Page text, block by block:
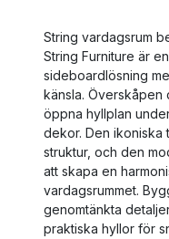
String vardagsrum
String Furniture är
sideboardlösning
känsla. Överskåpen
öppna hyllplan
dekor. Den ikoniska
struktur, och den
att skapa en
vardagsrummet.
genomtänkta
praktiska hyllor för